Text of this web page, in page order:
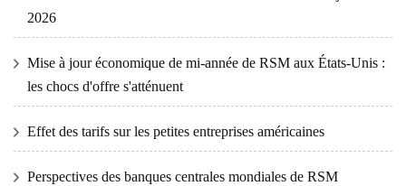
2026
Mise à jour économique de mi-année de RSM aux États-Unis :
les chocs d'offre s'atténuent
Effet des tarifs sur les petites entreprises américaines
Perspectives des banques centrales mondiales de RSM